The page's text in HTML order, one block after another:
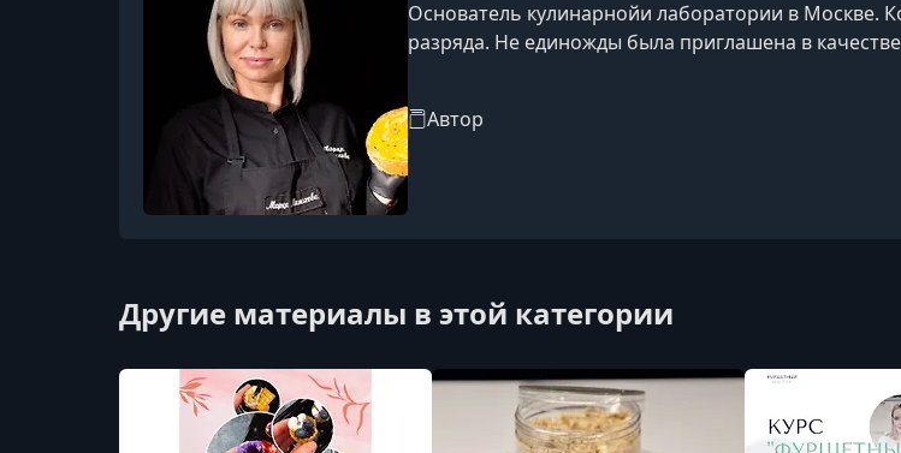
Основатель кулинарнойи лаборатории в Москве.
разряда. Не единожды была приглашена в
Автор
Другие материалы в этой категории